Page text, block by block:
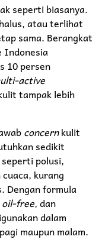
seperti biasanya.
atau terlihat
sama. Berangkat
Indonesia
10 persen
active
tampak lebih
concernkulit
sedikit
polusi,
kurang
Dengan formula
oil-free, dan
dalam
maupun malam.